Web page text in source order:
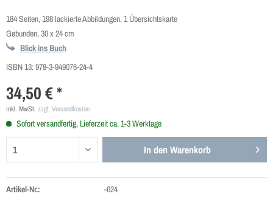
184 Seiten, 198 lackierte Abbildungen, 1 Übersichtskarte
Gebunden, 30 x 24 cm
Blick ins Buch
ISBN 13:978-3-949076-24-4
34,50 € *
inkl. MwSt. zzgl. Versandkosten
Sofort versandfertig, Lieferzeit ca. 1-3 Werktage
In den Warenkorb
Artikel-Nr.: -624